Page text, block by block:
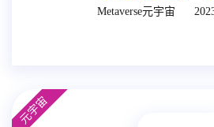
Metaverse元宇宙
元宇宙